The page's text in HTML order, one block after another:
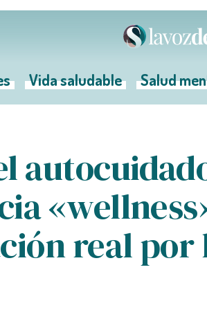
Vida saludable Salud
real por